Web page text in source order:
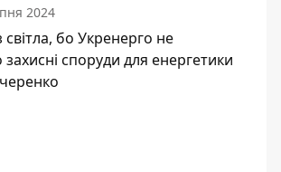
2024
бо Укренерго не
споруди для енергетики